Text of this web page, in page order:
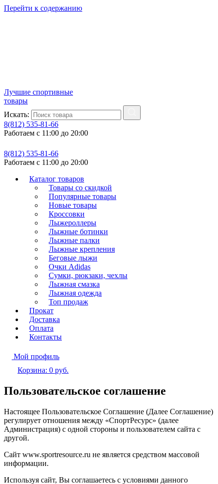
Перейти к содержанию
Лучшие спортивные
товары
Искать:
8(812) 535-81-66
Работаем с 11:00 до 20:00
8(812) 535-81-66
Работаем с 11:00 до 20:00
Каталог товаров
Товары со скидкой
Популярные товары
Новые товары
Кроссовки
Лыжероллеры
Лыжные ботинки
Лыжные палки
Лыжные крепления
Беговые лыжи
Очки Adidas
Сумки, рюкзаки, чехлы
Лыжная смазка
Лыжная одежда
Топ продаж
Прокат
Доставка
Оплата
Контакты
Мой профиль
Корзина: 0 руб.
Пользовательское соглашение
Настоящее Пользовательское Соглашение (Далее Соглашение)
регулирует отношения между «СпортРесурс» (далее
Администрация) с одной стороны и пользователем сайта с
другой.
Сайт www.sportresource.ru не является средством массовой
информации.
Используя сайт, Вы соглашаетесь с условиями данного